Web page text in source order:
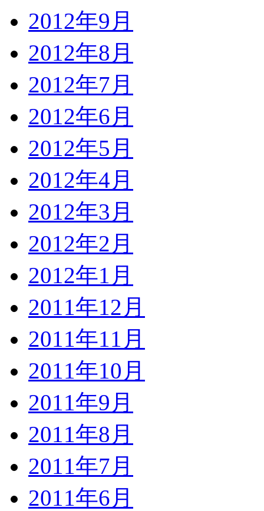
2012年9月
2012年8月
2012年7月
2012年6月
2012年5月
2012年4月
2012年3月
2012年2月
2012年1月
2011年12月
2011年11月
2011年10月
2011年9月
2011年8月
2011年7月
2011年6月